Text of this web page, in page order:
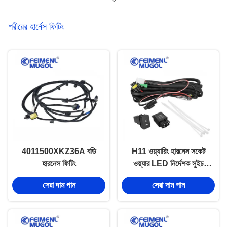
শরীরের হার্নেস ফিটিং
4011500XKZ36A বডি
হারনেস ফিটিং
সেরা দাম পান
H11 ওয়্যারিং হারনেস সকেট
ওয়্যার LED নির্দেশক সুইচ
কুয়াশা হালকা তারের হারনেস 1x
গ্রেট ওয়াল হোভার এম 4
সেরা দাম পান